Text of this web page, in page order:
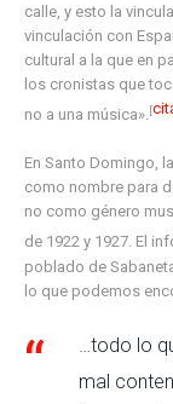
calle, y esto la
vinculación con
cultural a la que en
los cronistas que
no a una música».[
En Santo Domingo,
como nombre para
no como género
de 1922 y 1927. El
poblado de
lo que podemos
…todo lo
mal